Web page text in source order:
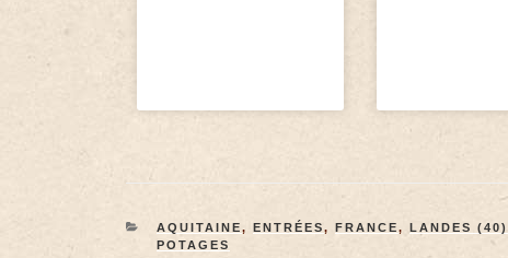
AQUITAINE, ENTRÉES, FRANCE, LANDES (40)
POTAGES